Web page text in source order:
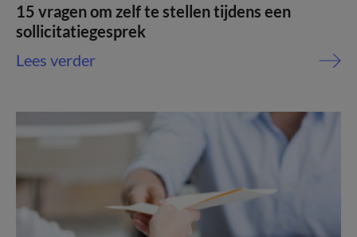
15 vragen om zelf te stellen tijdens een
sollicitatiegesprek
Lees verder